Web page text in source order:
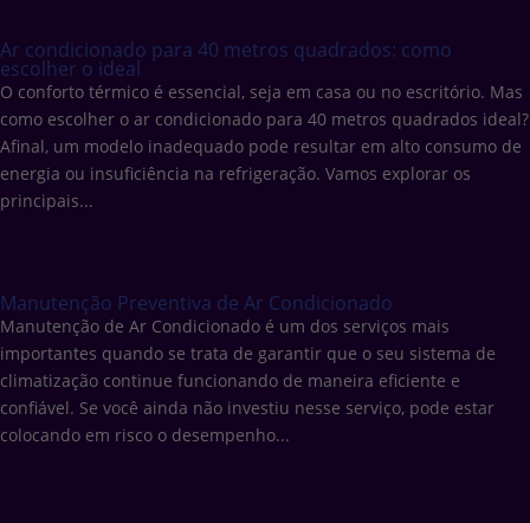
Ar condicionado para 40 metros quadrados: como
escolher o ideal
O conforto térmico é essencial, seja em casa ou no escritório. Mas
como escolher o ar condicionado para 40 metros quadrados ideal?
Afinal, um modelo inadequado pode resultar em alto consumo de
energia ou insuficiência na refrigeração. Vamos explorar os
principais...
Manutenção Preventiva de Ar Condicionado
Manutenção de Ar Condicionado é um dos serviços mais
importantes quando se trata de garantir que o seu sistema de
climatização continue funcionando de maneira eficiente e
confiável. Se você ainda não investiu nesse serviço, pode estar
colocando em risco o desempenho...